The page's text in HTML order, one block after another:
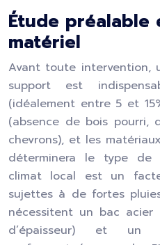
Étude
matériel
Avant toute intervention,
support est
(idéalement entre 5 et
(absence de bois pourri,
chevrons), et les
déterminera le type de
climat local est un
sujettes à de fortes
nécessitent un bac acier
d’épaisseur) et un